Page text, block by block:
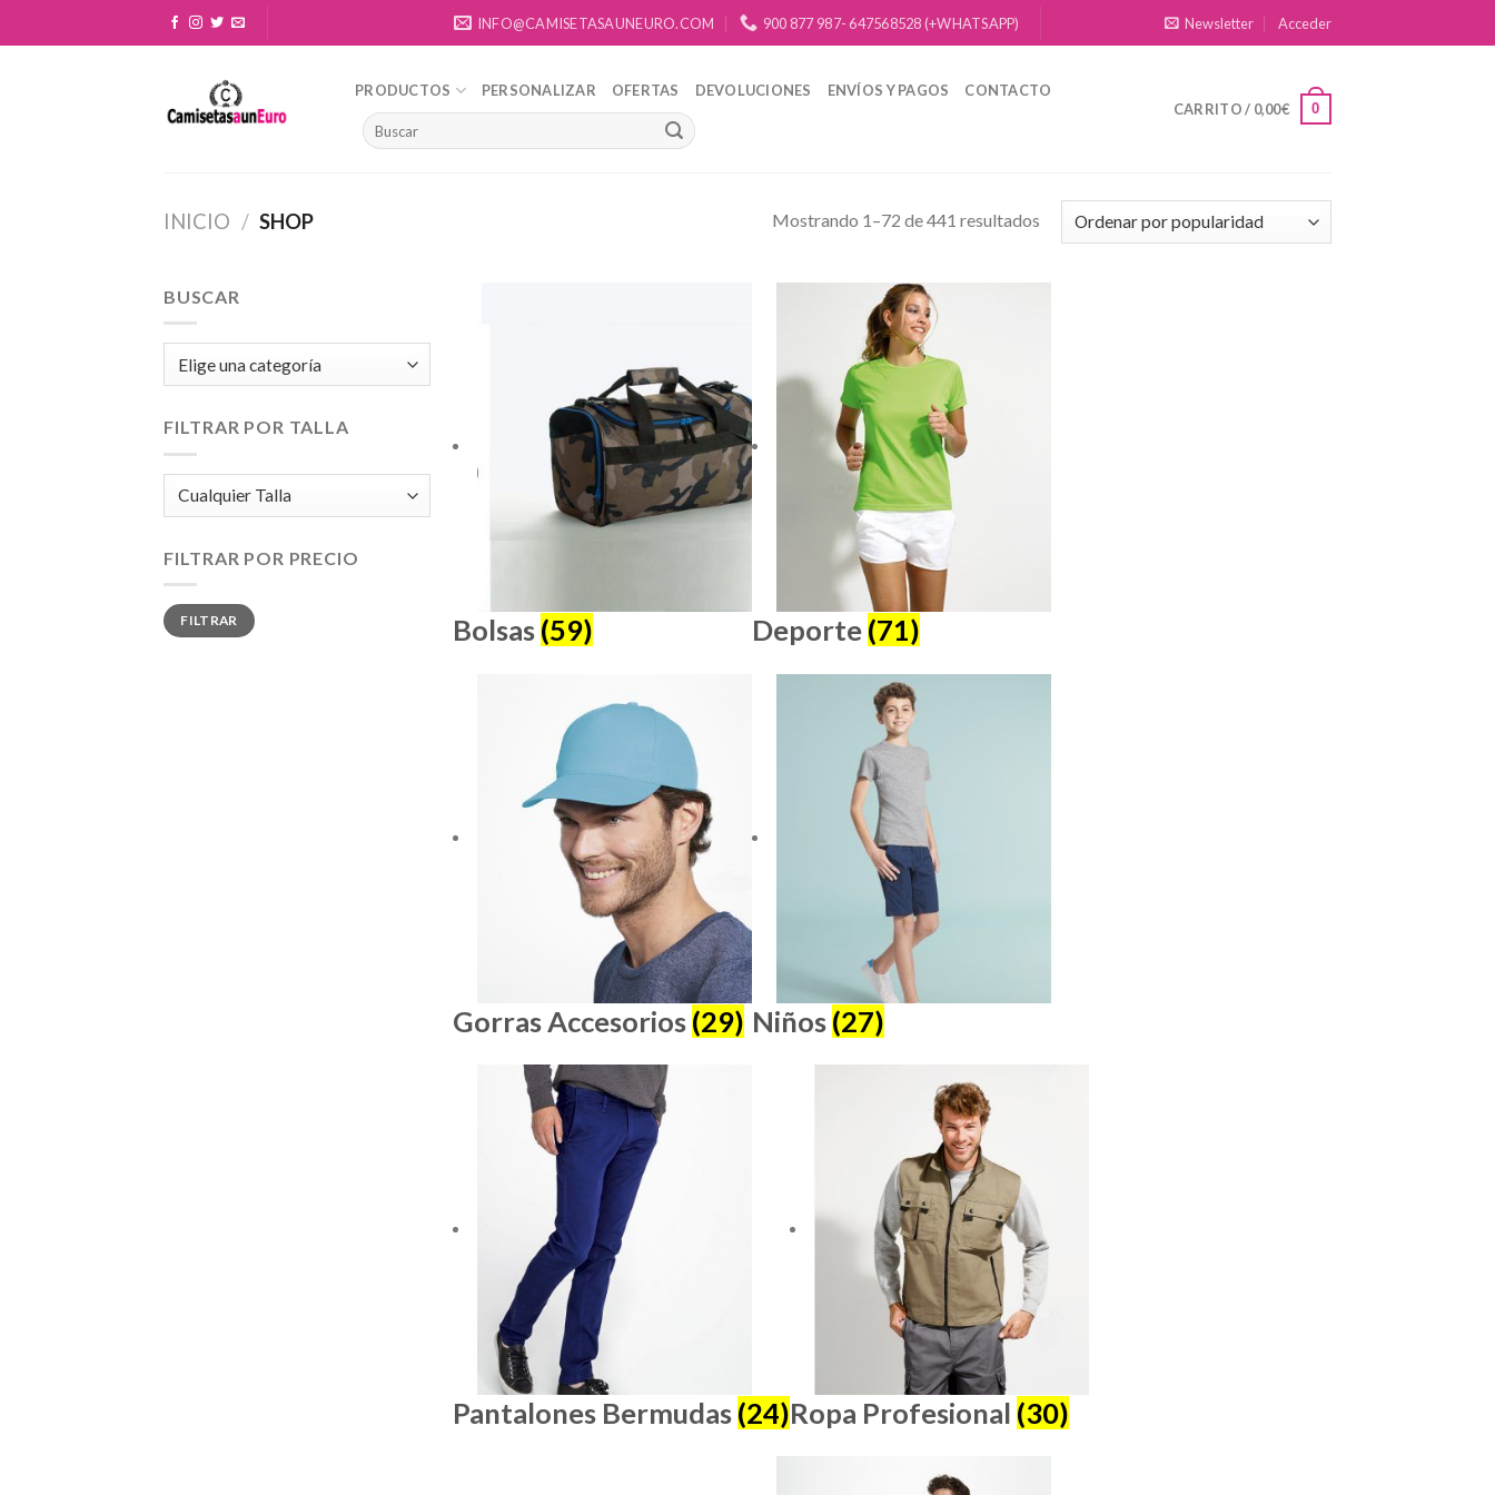
to
INFO@CAMISETASAUNEURO.COM 900 877 987- 647568528 (+WHATSAPP) Newsletter Acceder
PRODUCTOS PERSONALIZAR OFERTAS DEVOLUCIONES ENVÍOS Y PAGOS
CONTACTO
CARRITO / 0,00€ 0
INICIO / SHOP Mostrando 1–72 de 441 resultados
BUSCAR
FILTRAR POR TALLA
FILTRAR POR PRECIO
Precio
mínimo
Precio
máximo
FILTRAR Bolsas (59) Deporte (71)
Gorras Accesorios (29) Niños (27)
Pantalones Bermudas (24)Ropa Profesional (30)